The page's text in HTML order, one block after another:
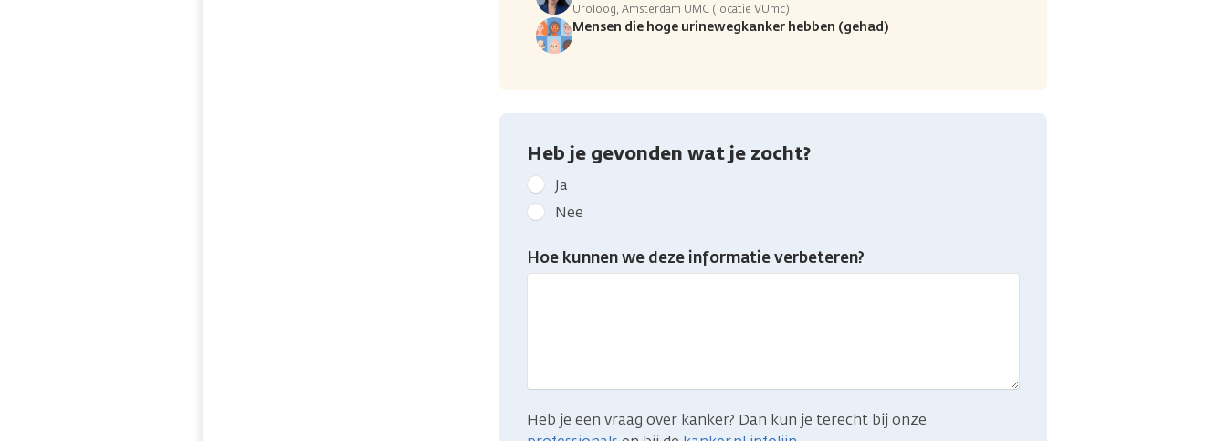
Uroloog, Amsterdam UMC (locatie VUmc)
Mensen die hoge urinewegkanker hebben (gehad)
Heb je gevonden wat je zocht?
Geef
kanker.nl
feedback:
Heb
je
Ja
Nee
Hoe kunnen we deze informatie verbeteren?
Heb je een vraag over kanker? Dan kun je terecht bij onze